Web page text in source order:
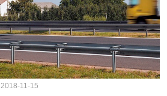
2018-11-15